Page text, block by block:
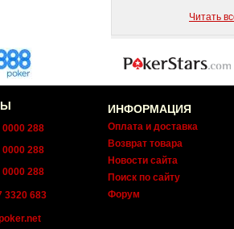
Читать
0000 288
0000 288
0000 288
3320 683
ИНФОРМАЦИЯ
Оплата и доставка
Возврат товара
Новости сайта
Поиск по сайту
Форум